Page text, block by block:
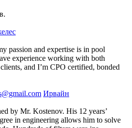
passion and expertise is in pool
experience working with both
and I’m CPO certified, bonded
Ирвайн
by Mr. Kostenov. His 12 years’
in engineering allows him to solve